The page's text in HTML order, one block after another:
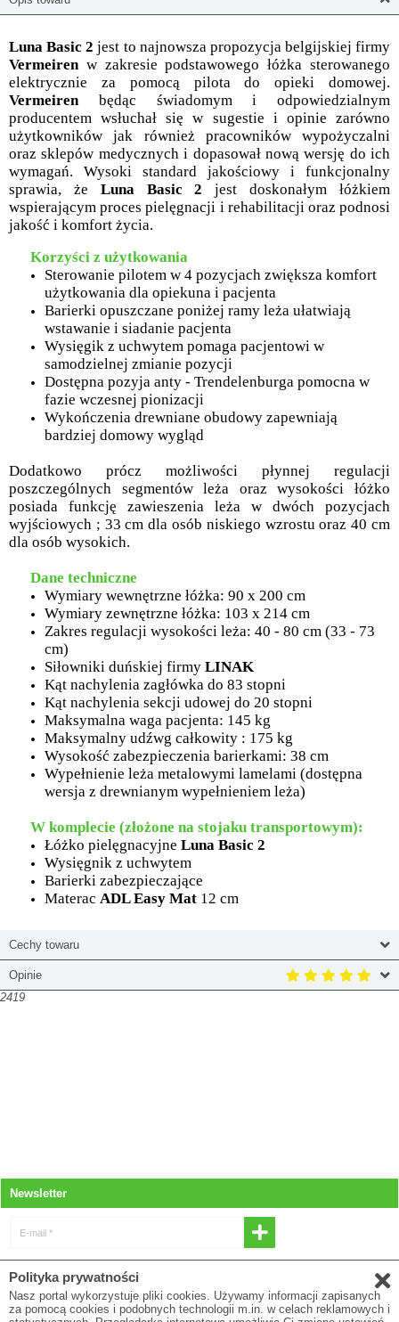
Luna Basic 2 jest to najnowsza propozycja belgijskiej firmy
Vermeirenw zakresie podstawowego łóżka sterowanego
elektrycznie za pomocą pilota do opieki domowej.
Vermeirenbędąc świadomym i odpowiedzialnym
producentem wsłuchał się w sugestie i opinie zarówno
użytkowników jak również pracowników wypożyczalni
oraz sklepów medycznych i dopasował nową wersję do ich
wymagań. Wysoki standard jakościowy i funkcjonalny
sprawia, że Luna Basic 2 jest doskonałym łóżkiem
wspierającym proces pielęgnacji i rehabilitacji oraz podnosi
jakość i komfort życia.
Korzyści z użytkowania
Sterowanie pilotem w 4 pozycjach zwiększa komfort
użytkowania dla opiekuna i pacjenta
Barierki opuszczane poniżej ramy leża ułatwiają
wstawanie i siadanie pacjenta
Wysięgik z uchwytem pomaga pacjentowi w
samodzielnej zmianie pozycji
Dostępna pozyja anty - Trendelenburga pomocna w
fazie wczesnej pionizacji
Wykończenia drewniane obudowy zapewniają
bardziej domowy wygląd
Dodatkowo prócz możliwości płynnej regulacji
poszczególnych segmentów leża oraz wysokości łóżko
posiada funkcję zawieszenia leża w dwóch pozycjach
wyjściowych ; 33 cm dla osób niskiego wzrostu oraz 40 cm
dla osób wysokich.
Dane techniczne
Wymiary wewnętrzne łóżka: 90 x 200 cm
Wymiary zewnętrzne łóżka: 103 x 214 cm
Zakres regulacji wysokości leża: 40 - 80 cm (33 - 73
cm)
Siłowniki duńskiej firmy LINAK
Kąt nachylenia zagłówka do 83 stopni
Kąt nachylenia sekcji udowej do 20 stopni
Maksymalna waga pacjenta: 145 kg
Maksymalny udźwg całkowity : 175 kg
Wysokość zabezpieczenia barierkami: 38 cm
Wypełnienie leża metalowymi lamelami (dostępna
wersja z drewnianym wypełnieniem leża)
W komplecie (złożone na stojaku transportowym):
Łóżko pielęgnacyjne Luna Basic 2
Wysięgnik z uchwytem
Barierki zabezpieczające
Materac ADL Easy Mat 12 cm
Cechy towaru
Opinie
2419
Newsletter
E-mail *
newslettera
E-mail
Polityka prywatności
Nasz portal wykorzystuje pliki cookies. Używamy informacji zapisanych
za pomocą cookies i podobnych technologii m.in. w celach reklamowych i